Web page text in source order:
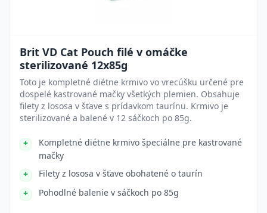
Brit VD Cat Pouch filé v omáčke
sterilizované 12x85g
Toto je kompletné diétne krmivo vo vrecúšku určené pre
dospelé kastrované mačky všetkých plemien. Obsahuje
filety z lososa v šťave s prídavkom taurínu. Krmivo je
sterilizované a balené v 12 sáčkoch po 85g.
Kompletné diétne krmivo špeciálne pre kastrované
mačky
Filety z lososa v šťave obohatené o taurín
Pohodlné balenie v sáčkoch po 85g